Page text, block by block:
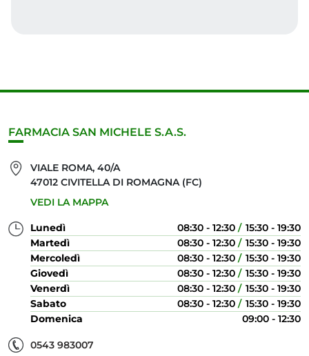
FARMACIA SAN MICHELE S.A.S.
VIALE ROMA, 40/A
47012 CIVITELLA DI ROMAGNA (FC)
VEDI LA MAPPA
Lunedì 08:30 - 12:30
15:30 - 19:30
Martedì
08:30 - 12:30
15:30 - 19:30
Mercoledì
08:30 - 12:30
15:30 - 19:30
Giovedì
08:30 - 12:30
15:30 - 19:30
Venerdì
08:30 - 12:30
15:30 - 19:30
Sabato
08:30 - 12:30
15:30 - 19:30
Domenica
09:00 - 12:30
0543 983007